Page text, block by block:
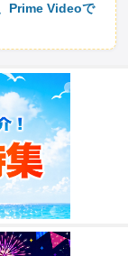
Prime Videoで